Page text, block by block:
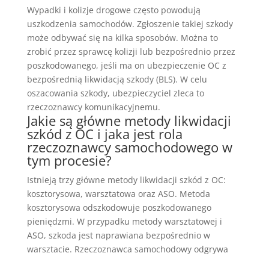
Wypadki i kolizje drogowe często powodują
uszkodzenia samochodów. Zgłoszenie takiej szkody
może odbywać się na kilka sposobów. Można to
zrobić przez sprawcę kolizji lub bezpośrednio przez
poszkodowanego, jeśli ma on ubezpieczenie OC z
bezpośrednią likwidacją szkody (BLS). W celu
oszacowania szkody, ubezpieczyciel zleca to
rzeczoznawcy komunikacyjnemu.
Jakie są główne metody likwidacji
szkód z OC i jaka jest rola
rzeczoznawcy samochodowego w
tym procesie?
Istnieją trzy główne metody likwidacji szkód z OC:
kosztorysowa, warsztatowa oraz ASO. Metoda
kosztorysowa odszkodowuje poszkodowanego
pieniędzmi. W przypadku metody warsztatowej i
ASO, szkoda jest naprawiana bezpośrednio w
warsztacie. Rzeczoznawca samochodowy odgrywa